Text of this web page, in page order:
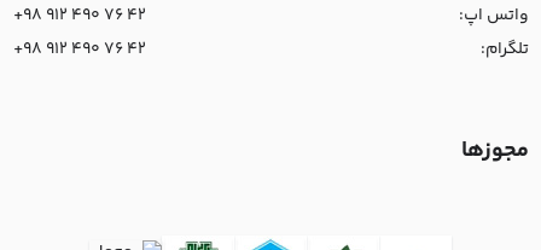
واتس اپ:
+98 912 490 76 42
تلگرام:
+98 912 490 76 42
مجوزها